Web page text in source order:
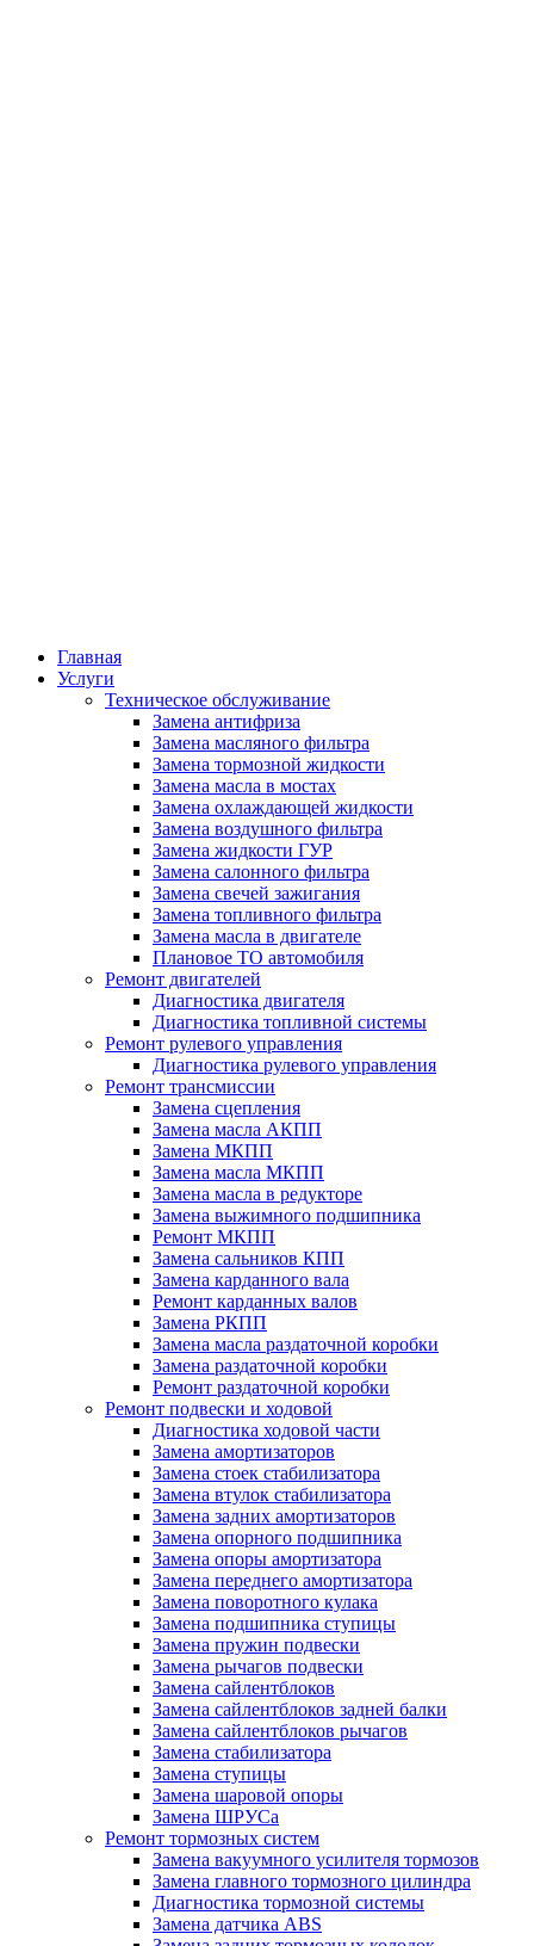
Главная
Услуги
Техническое обслуживание
Замена антифриза
Замена масляного фильтра
Замена тормозной жидкости
Замена масла в мостах
Замена охлаждающей жидкости
Замена воздушного фильтра
Замена жидкости ГУР
Замена салонного фильтра
Замена свечей зажигания
Замена топливного фильтра
Замена масла в двигателе
Плановое ТО автомобиля
Ремонт двигателей
Диагностика двигателя
Диагностика топливной системы
Ремонт рулевого управления
Диагностика рулевого управления
Ремонт трансмиссии
Замена сцепления
Замена масла АКПП
Замена МКПП
Замена масла МКПП
Замена масла в редукторе
Замена выжимного подшипника
Ремонт МКПП
Замена сальников КПП
Замена карданного вала
Ремонт карданных валов
Замена РКПП
Замена масла раздаточной коробки
Замена раздаточной коробки
Ремонт раздаточной коробки
Ремонт подвески и ходовой
Диагностика ходовой части
Замена амортизаторов
Замена стоек стабилизатора
Замена втулок стабилизатора
Замена задних амортизаторов
Замена опорного подшипника
Замена опоры амортизатора
Замена переднего амортизатора
Замена поворотного кулака
Замена подшипника ступицы
Замена пружин подвески
Замена рычагов подвески
Замена сайлентблоков
Замена сайлентблоков задней балки
Замена сайлентблоков рычагов
Замена стабилизатора
Замена ступицы
Замена шаровой опоры
Замена ШРУСа
Ремонт тормозных систем
Замена вакуумного усилителя тормозов
Замена главного тормозного цилиндра
Диагностика тормозной системы
Замена датчика ABS